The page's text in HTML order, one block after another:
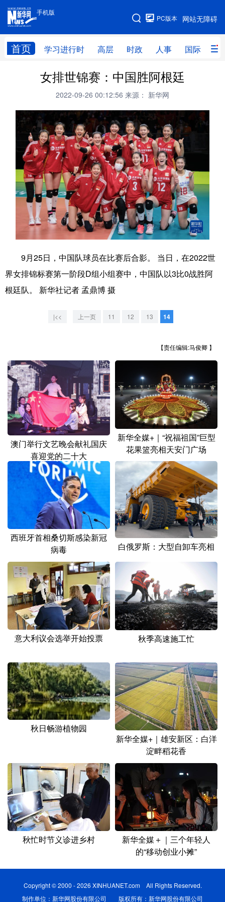
手机版
网站无障碍
PC版本
首页 学习进行时 高层 时政 人事 国际 财
手机版
网站地图
学习进行时 高层 时政
财经 网评
台湾 思客智库 全球连线 教育
科技 科创 量子
文化 书画 健康 军事
访谈 视频 图片 政务
法律 中央文件 金融 汽车
食品 人居 信息化 数字经济
彩票 娱乐
地方频道
北京 天津 河北 山西
辽宁 吉林 上海 江苏
浙江 安徽 福建 江西
山东 河南 湖北 湖南
广东 广西 海南 重庆
贵州 云南 西藏
陕西 甘肃 青海 宁夏
新疆 内蒙古 黑龙江
多语种频道
English Español Français عربى
Русский язык 日本語 한국어
Deutsch Português
女排世锦赛：中国胜阿根廷
2022-09-26 00:12:56 来源： 新华网
9月25日，中国队球员在比赛后合影。 当日，在2022世
界女排锦标赛第一阶段D组小组赛中，中国队以3比0战胜阿
根廷队。 新华社记者 孟鼎博 摄
|<< 上一页 11 12 13 14
【责任编辑:马俊卿 】
澳门举行文艺晚会献礼国庆
喜迎党的二十大
新华全媒+｜“祝福祖国”巨型
花果篮亮相天安门广场
西班牙首相桑切斯感染新冠
病毒
白俄罗斯：大型自卸车亮相
意大利议会选举开始投票 秋季高速施工忙
秋日畅游植物园
新华全媒+｜雄安新区：白洋
淀畔稻花香
秋忙时节义诊进乡村
新华全媒＋｜三个年轻人
的“移动创业小摊”
Copyright © 2000 - 2026 XINHUANET.com All Rights Reserved.
制作单位：新华网股份有限公司 版权所有：新华网股份有限公司